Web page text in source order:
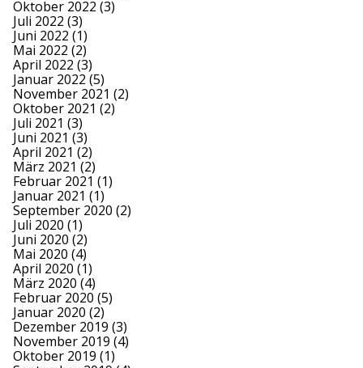
Oktober 2022 (3)
Juli 2022 (3)
Juni 2022 (1)
Mai 2022 (2)
April 2022 (3)
Januar 2022 (5)
November 2021 (2)
Oktober 2021 (2)
Juli 2021 (3)
Juni 2021 (3)
April 2021 (2)
März 2021 (2)
Februar 2021 (1)
Januar 2021 (1)
September 2020 (2)
Juli 2020 (1)
Juni 2020 (2)
Mai 2020 (4)
April 2020 (1)
März 2020 (4)
Februar 2020 (5)
Januar 2020 (2)
Dezember 2019 (3)
November 2019 (4)
Oktober 2019 (1)